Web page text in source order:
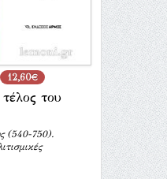
12,60€
του
(540-750).